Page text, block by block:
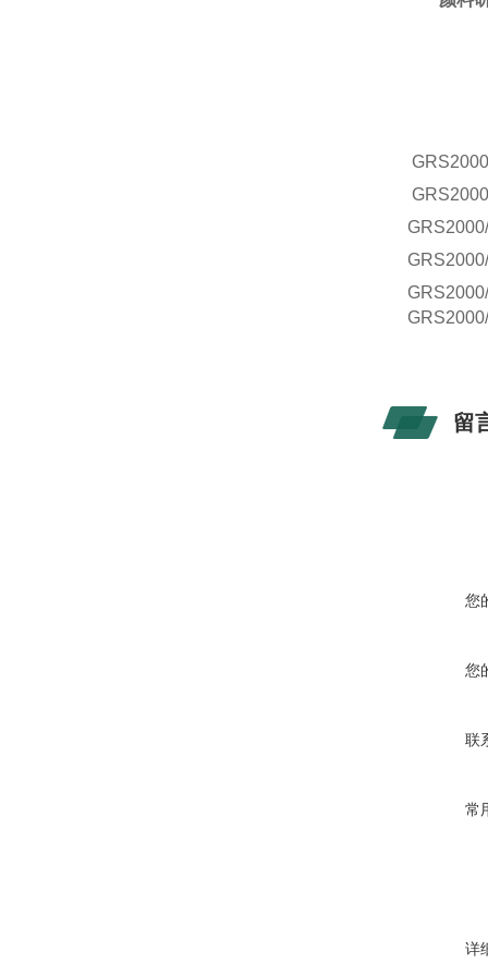
GRS
GRS
GRS
GRS
GRS
GRS
留
您
您
联
常
详